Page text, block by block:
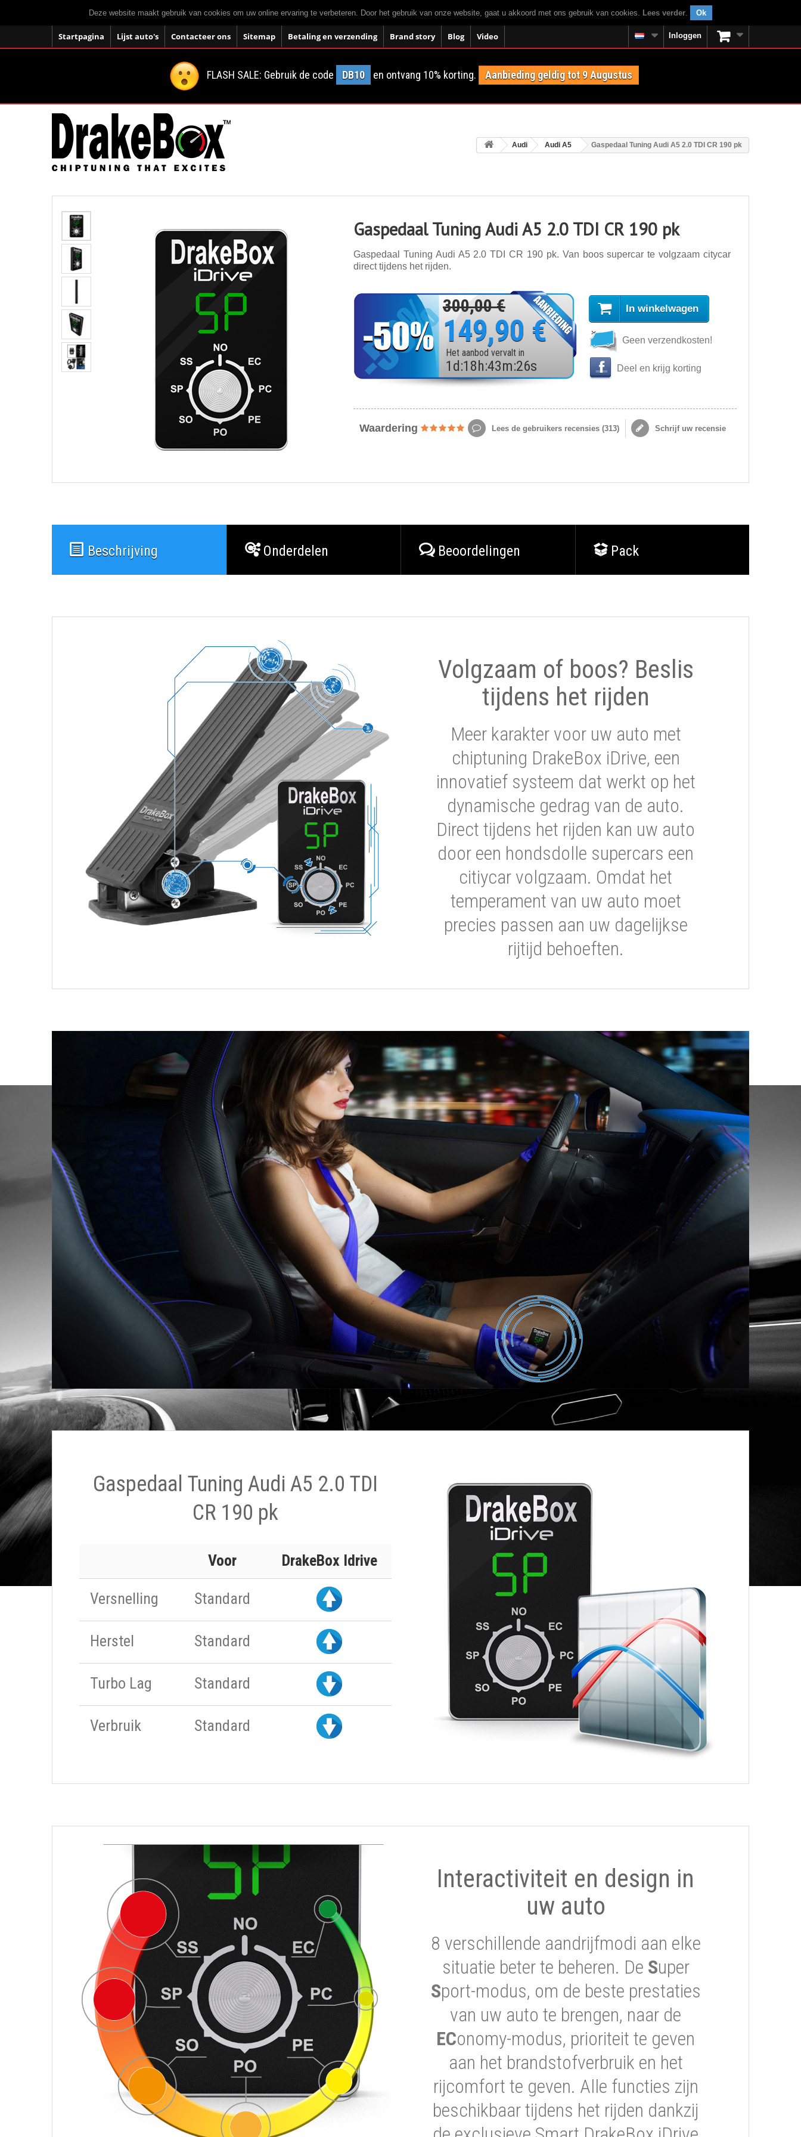
Deze website maakt gebruik van cookies om uw online ervaring te verbeteren. Door het gebruik van onze website, gaat u akkoord met ons gebruik van cookies. Lees verder. Ok
Startpagina Lijst auto's Contacteer ons Sitemap Betaling en verzending Brand story Blog Video Inloggen
FLASH SALE: Gebruik de code DB10 en ontvang 10% korting. Aanbieding geldig tot 9 Augustus
Audi Audi A5 Gaspedaal Tuning Audi A5 2.0 TDI CR 190 pk
Gaspedaal Tuning Audi A5 2.0 TDI CR 190 pk
Gaspedaal Tuning Audi A5 2.0 TDI CR 190 pk. Van boos supercar te volgzaam citycar
direct tijdens het rijden.
300,00 €
149,90 €
Het aanbod vervalt in
1 d :18 h:43m:24s
In winkelwagen
Geen verzendkosten!
Deel en krijg korting
Waardering Lees de gebruikers recensies (313) Schrijf uw recensie
Beschrijving Onderdelen Beoordelingen Pack
Volgzaam of boos? Beslis
tijdens het rijden
Meer karakter voor uw auto met
chiptuning DrakeBox iDrive, een
innovatief systeem dat werkt op het
dynamische gedrag van de auto.
Direct tijdens het rijden kan uw auto
door een hondsdolle supercars een
citiycar volgzaam. Omdat het
temperament van uw auto moet
precies passen aan uw dagelijkse
rijtijd behoeften.
Gaspedaal Tuning Audi A5 2.0 TDI
CR 190 pk
Voor DrakeBox Idrive
Versnelling Standard
Herstel Standard
Turbo Lag Standard
Verbruik Standard
Interactiviteit en design in
uw auto
8 verschillende aandrijfmodi aan elke
situatie beter te beheren. De Super
Sport-modus, om de beste prestaties
van uw auto te brengen, naar de
EConomy-modus, prioriteit te geven
aan het brandstofverbruik en het
rijcomfort te geven. Alle functies zijn
beschikbaar tijdens het rijden dankzij